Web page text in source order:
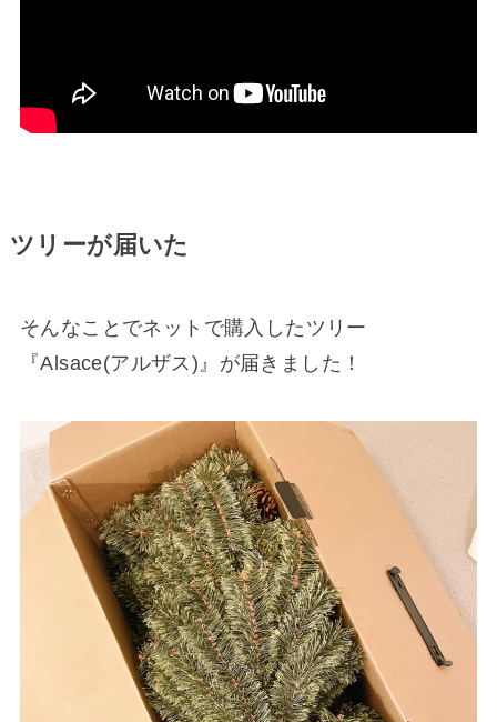
ツリーが届いた
そんなことでネットで購入したツリー
『Alsace(アルザス)』が届きました！